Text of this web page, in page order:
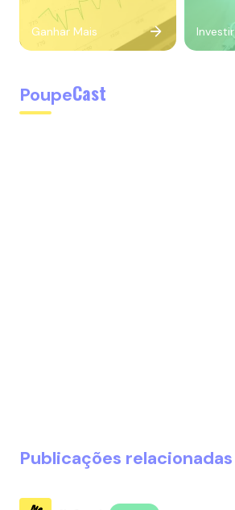
Ganhar Mais Investir
PoupeCast
Publicações relacionadas